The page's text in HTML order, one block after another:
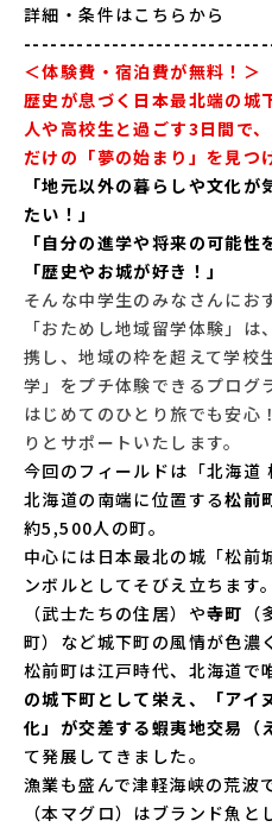
詳細・条件はこちら から
＜体験費・宿泊費が無料！＞
歴史が息づく日本最北端の城
人や高校生と過ごす3日間で
だけの「夢の始まり」を見つ
「地元以外の暮らしや文化
たい！」
「自分の進学や将来の可能性
「歴史やお城が好き！」
そんな中学生のみなさんにお
「おためし地域留学体験」
携し、地域の枠を超えて学校
学」をプチ体験できるプログ
はじめてのひとり旅でも安心
りとサポートいたします。
今回のフィールドは「北海道
北海道の南端に位置する松前
約5,500人の町。
中心には日本最北の城「松前
ンボルとしてそびえ立ちます
（武士たちの住居）や寺町
町）など城下町の風情が色濃
松前町は江戸時代、北海道で
の城下町として栄え、「アイ
化」が交差する蝦夷地交易（
て発展してきました。
漁業も盛んで津軽海峡の荒波
（本マグロ）はブランド魚